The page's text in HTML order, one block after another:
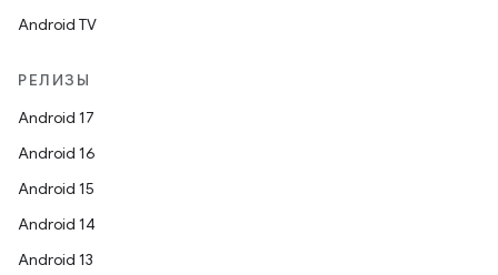
Android TV
РЕЛИЗЫ
Android 17
Android 16
Android 15
Android 14
Android 13